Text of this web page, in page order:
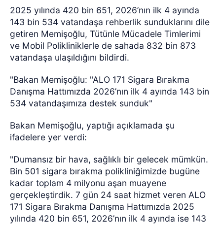
2025 yılında 420 bin 651, 2026’nın ilk 4 ayında
143 bin 534 vatandaşa rehberlik sunduklarını dile
getiren Memişoğlu, Tütünle Mücadele Timlerimi
ve Mobil Polikliniklerle de sahada 832 bin 873
vatandaşa ulaşıldığını bildirdi.
"Bakan Memişoğlu: "ALO 171 Sigara Bırakma
Danışma Hattımızda 2026’nın ilk 4 ayında 143 bin
534 vatandaşımıza destek sunduk"
Bakan Memişoğlu, yaptığı açıklamada şu
ifadelere yer verdi:
"Dumansız bir hava, sağlıklı bir gelecek mümkün.
Bin 501 sigara bırakma polikliniğimizde bugüne
kadar toplam 4 milyonu aşan muayene
gerçekleştirdik. 7 gün 24 saat hizmet veren ALO
171 Sigara Bırakma Danışma Hattımızda 2025
yılında 420 bin 651, 2026’nın ilk 4 ayında ise 143